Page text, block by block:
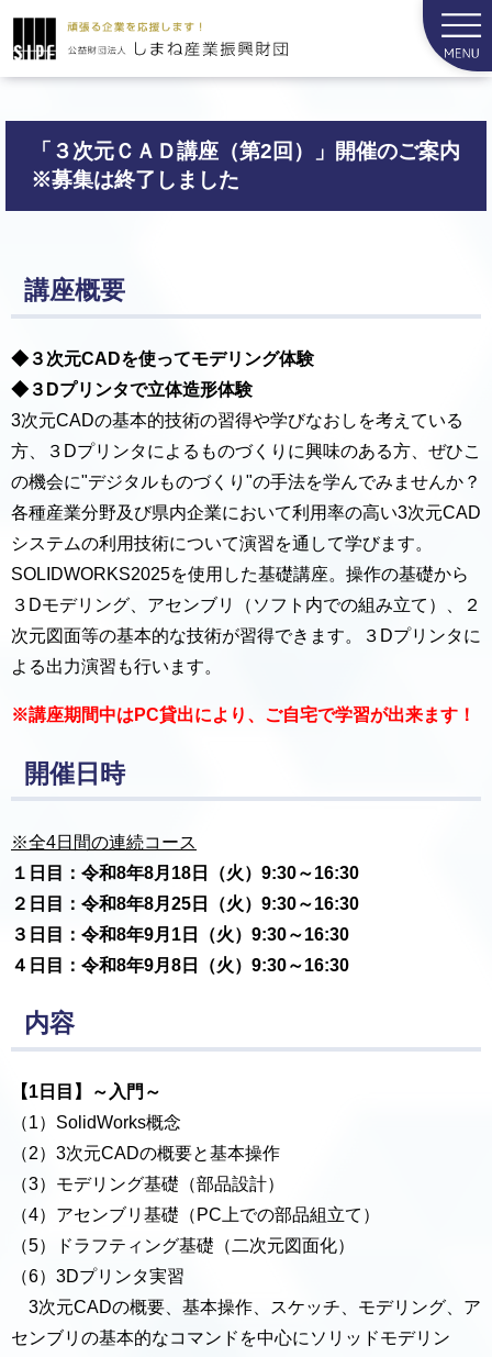
「３次元ＣＡＤ講座（第2回）」開催のご案内
※募集は終了しました
講座概要
◆３次元CADを使ってモデリング体験
◆３Dプリンタで立体造形体験
3次元CADの基本的技術の習得や学びなおしを考えている
方、３Dプリンタによるものづくりに興味のある方、ぜひこ
の機会に"デジタルものづくり"の手法を学んでみませんか？
各種産業分野及び県内企業において利用率の高い3次元CAD
システムの利用技術について演習を通して学びます。
SOLIDWORKS2025を使用した基礎講座。操作の基礎から
３Dモデリング、アセンブリ（ソフト内での組み立て）、２
次元図面等の基本的な技術が習得できます。３Dプリンタに
よる出力演習も行います。
※講座期間中はPC貸出により、ご自宅で学習が出来ます！
開催日時
※全4日間の連続コース
１日目：令和8年8月18日（火）9:30～16:30
２日目：令和8年8月25日（火）9:30～16:30
３日目：令和8年9月1日（火）9:30～16:30
４日目：令和8年9月8日（火）9:30～16:30
内容
【1日目】～入門～
（1）SolidWorks概念
（2）3次元CADの概要と基本操作
（3）モデリング基礎（部品設計）
（4）アセンブリ基礎（PC上での部品組立て）
（5）ドラフティング基礎（二次元図面化）
（6）3Dプリンタ実習
3次元CADの概要、基本操作、スケッチ、モデリング、ア
センブリの基本的なコマンドを中心にソリッドモデリン